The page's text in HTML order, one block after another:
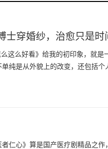
士穿婚纱，治愈只是时
这么好看》给我的初印象，就是
纯是从外貌上的改变，还包括
仁心》算是国产医疗剧精品之